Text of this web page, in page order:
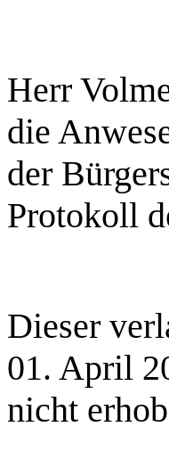
Herr
die
der
Protokoll
Dieser
01. April
nicht